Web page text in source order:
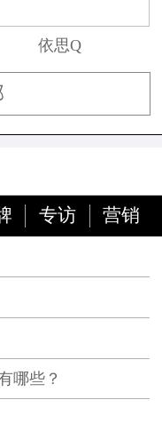
依思Q
专访 营销
哪些？